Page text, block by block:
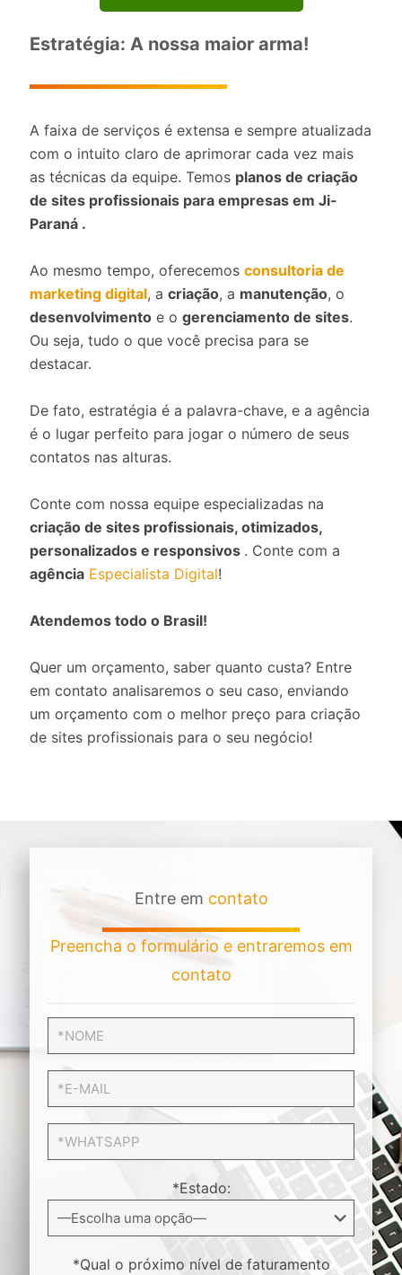
Estratégia: A nossa maior arma!
A faixa de serviços é extensa e sempre atualizada
com o intuito claro de aprimorar cada vez mais
as técnicas da equipe. Temos planos de criação
de sites profissionais para empresas em Ji-
Paraná .
Ao mesmo tempo, oferecemos consultoria de
marketing digital, a criação, a manutenção, o
desenvolvimento e o gerenciamento de sites.
Ou seja, tudo o que você precisa para se
destacar.
De fato, estratégia é a palavra-chave, e a agência
é o lugar perfeito para jogar o número de seus
contatos nas alturas.
Conte com nossa equipe especializadas na
criação de sites profissionais, otimizados,
personalizados e responsivos . Conte com a
agência Especialista Digital!
Atendemos todo o Brasil!
Quer um orçamento, saber quanto custa? Entre
em contato analisaremos o seu caso, enviando
um orçamento com o melhor preço para criação
de sites profissionais para o seu negócio!
Entre em contato
Preencha o formulário e entraremos em
contato
*Estado:
*Qual o próximo nível de faturamento